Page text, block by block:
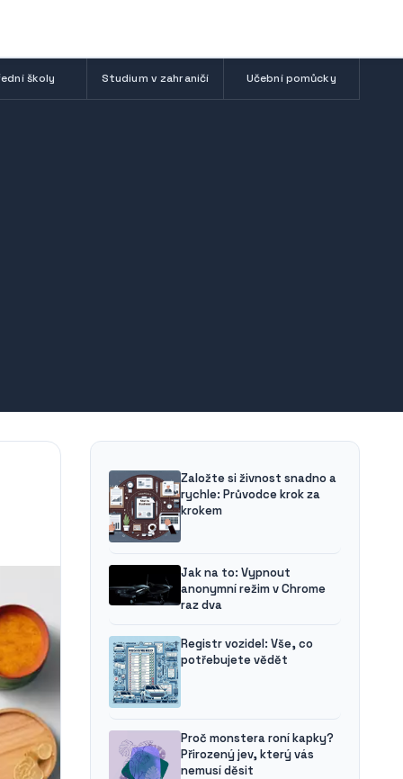
školy Studium v zahraničí Učební pomůcky
Založte si živnost snadno a
rychle: Průvodce krok za
krokem
Jak na to: Vypnout
anonymní režim v Chrome
raz dva
Registr vozidel: Vše, co
potřebujete vědět
Proč monstera roní kapky?
Přirozený jev, který vás
nemusí děsit